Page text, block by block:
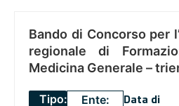
Bando di Concorso per
regionale di
Medicina Generale –
Tipo:
Ente:
Data di